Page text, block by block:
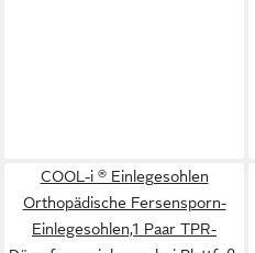
COOL-i ® Einlegesohlen
Orthopädische Fersensporn-
Einlegesohlen,1 Paar TPR-